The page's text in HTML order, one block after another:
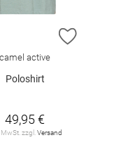
HINZUFÜGEN
ZUR
camel active
Poloshirt
49,95 €
zzgl. Versand